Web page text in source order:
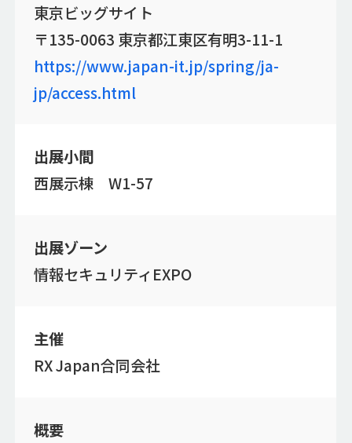
東京ビッグサイト
〒135-0063 東京都江東区有明3-11-1
https://www.japan-it.jp/spring/ja-
jp/access.html
出展小間
西展示棟 W1-57
出展ゾーン
情報セキュリティEXPO
主催
RX Japan合同会社
概要